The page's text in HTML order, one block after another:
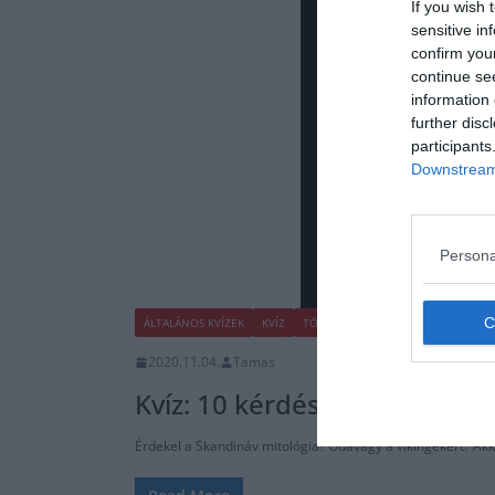
If you wish
sensitive
confirm
continue
information
further
ÁLTALÁNOS KVÍZEK KVÍZ TÖRTÉNELEM
2020.11.04. Tamas
Kvíz: 10 kérdés a Skandináv
Érdekel a Skandináv mitológia? Odavagy a vikingekért?